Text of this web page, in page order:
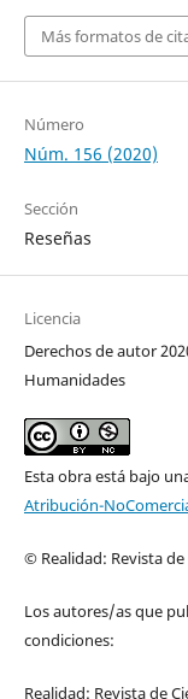
Más formatos de
Número
Núm. 156 (2020)
Sección
Reseñas
Licencia
Derechos de autor
Humanidades
Esta obra está bajo
Atribución-
© Realidad: Revista
Los autores/as que
condiciones:
Realidad: Revista de